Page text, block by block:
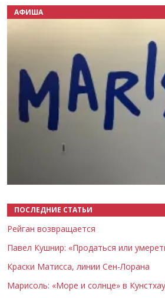
АФИША
ПОСЛЕДНИЕ СТАТЬИ
Рейган возвращается
Павел Кушнир: «Продаться или
Краски Матисса, линии Сен-Лорана
Марисоль: «Море и солнце» в